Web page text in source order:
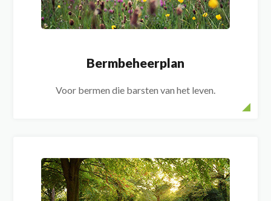
Bermbeheerplan
Voor bermen die barsten van het leven.